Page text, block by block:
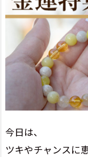
今日は、
ツキやチャンスに